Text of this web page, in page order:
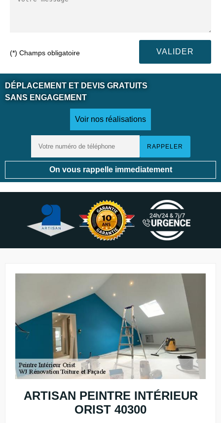
(*) Champs obligatoire
DÉPLACEMENT ET DEVIS GRATUITS
SANS ENGAGEMENT
Voir nos réalisations
On vous rappelle immediatement
ARTISAN PEINTRE INTÉRIEUR
ORIST 40300